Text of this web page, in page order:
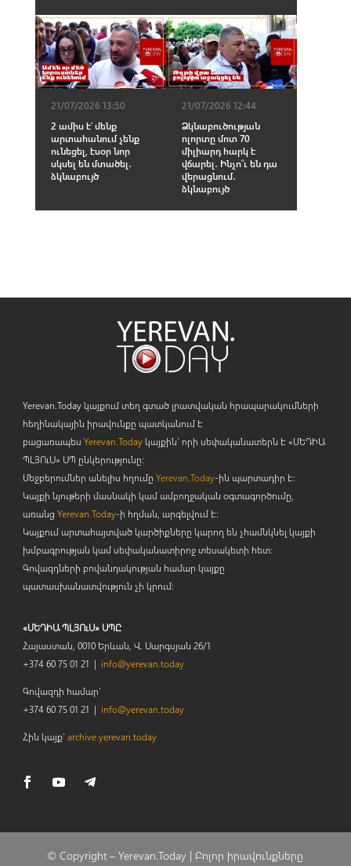
21/07/2026 13:50
2 ամիս է՝ մենք
արտահանում չենք
ունեցել, էսօր նոր
սկսել են մտածել․
ձկնաբույծ
21/07/2026 12:44
Ձկնաբուծության
ոլորտը մոտ 70
միլիարդ հարկ է
վճարել․ Ինչո՞ւ են դա
վերացնում․
ձկնաբույծ
Yerevan.Today կայքում տեղ գտած լրատվական հրապարակումների
հեղինակային իրավունքը պատկանում է
բացառապես Yerevan.Todayկայքին` որի սեփականատերն է «ՄԵԴԻԱ
ՊԼՅՈւՍ» ՍՊ ընկերությունը։
Մեջբերումներ անելիս հղումը Yerevan.Today-ին պարտադիր է:
Կայքի նյութերի մասնակի կամ ամբողջական օգտագործումը,
առանց Yerevan.Today-ի հղման, արգելվում է:
Կայքում արտահայտված կարծիքները կարող են չհամնկնել կայքի
խմբագրության կամ սեփականատիրոջ տեսակետի հետ:
Գովազդների բովանդակության համար կայքը
պատասխանատվություն չի կրում:
«ՄԵԴԻԱ ՊԼՅՈւՍ» ՍՊԸ
Հայաստան, 0010 Երևան, Վ. Սարգսյան 26/1
+374 60 75 01 21 | info@yerevan.today
Գովազդի համար`
+374 60 75 01 21 | info@yerevan.today
Հին կայք`archive.yerevan.today
© Copyright –Yerevan.Today | Բոլոր իրավունքները